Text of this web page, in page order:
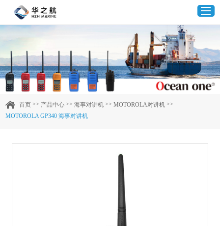
首页
产品中心
企业实力
客户案例
首页 >> 产品中心 >>海事对讲机 >>MOTOROLA对讲机 >>
MOTOROLA GP340 海事对讲机